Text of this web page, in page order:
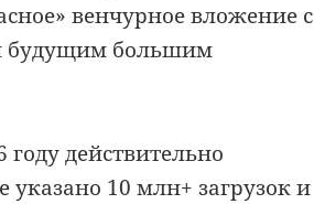
венчурное вложение с
будущим большим
действительно
указано 10 млн+ загрузок и